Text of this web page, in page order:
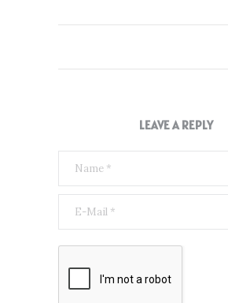
LEAVE A REPLY